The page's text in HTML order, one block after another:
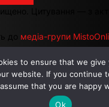
Цитування — з
до медіа-групи
АВТОРИ |
to ensure that we
website. If you continue
that you are happy
Ok